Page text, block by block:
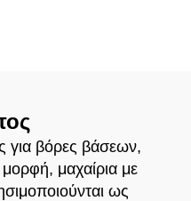
για βόρες βάσεων,
μορφή, μαχαίρια με
ως